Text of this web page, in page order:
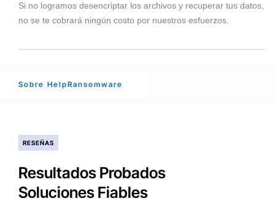
Si no logramos desencriptar los archivos y recuperar tus datos,
no se te cobrará ningún costo por nuestros esfuerzos.
Sobre HelpRansomware
RESEÑAS
Resultados Probados
Soluciones Fiables